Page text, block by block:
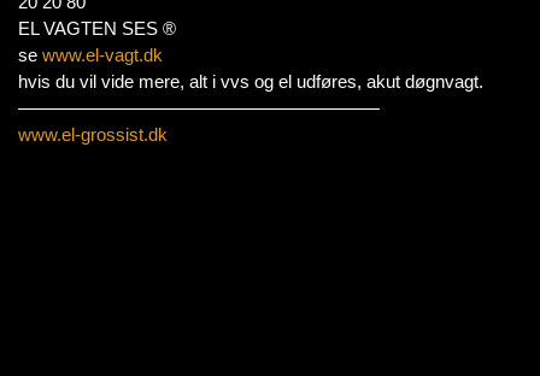
EL VAGTEN SES ®
se www.el-vagt.dk
hvis du vil vide mere, alt i vvs og el udføres, akut døgnvagt.
————————————————————
www.el-grossist.dk